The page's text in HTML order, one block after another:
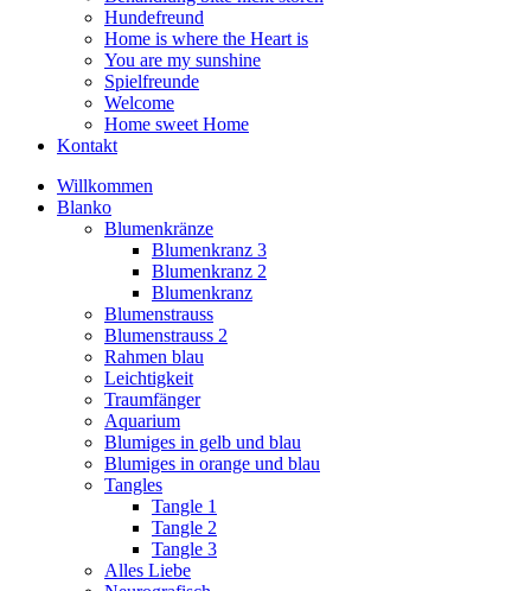
Hundefreund
Home is where the Heart is
You are my sunshine
Spielfreunde
Welcome
Home sweet Home
Kontakt
Willkommen
Blanko
Blumenkränze
Blumenkranz 3
Blumenkranz 2
Blumenkranz
Blumenstrauss
Blumenstrauss 2
Rahmen blau
Leichtigkeit
Traumfänger
Aquarium
Blumiges in gelb und blau
Blumiges in orange und blau
Tangles
Tangle 1
Tangle 2
Tangle 3
Alles Liebe